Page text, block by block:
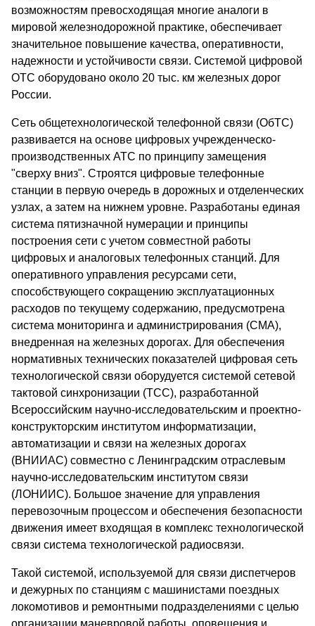
возможностям превосходящая многие аналоги в
мировой железнодорожной практике, обеспечивает
значительное повышение качества, оперативности,
надежности и устойчивости связи. Системой цифровой
ОТС оборудовано около 20 тыс. км железных дорог
России.
Сеть общетехнологической телефонной связи (ОбТС)
развивается на основе цифровых учрежденческо-
производственных АТС по принципу замещения
"сверху вниз". Строятся цифровые телефонные
станции в первую очередь в дорожных и отделенческих
узлах, а затем на нижнем уровне. Разработаны единая
система пятизначной нумерации и принципы
построения сети с учетом совместной работы
цифровых и аналоговых телефонных станций. Для
оперативного управления ресурсами сети,
способствующего сокращению эксплуатационных
расходов по текущему содержанию, предусмотрена
система мониторинга и администрирования (СМА),
внедренная на железных дорогах. Для обеспечения
нормативных технических показателей цифровая сеть
технологической связи оборудуется системой сетевой
тактовой синхронизации (ТСС), разработанной
Всероссийским научно-исследовательским и проектно-
конструкторским институтом информатизации,
автоматизации и связи на железных дорогах
(ВНИИАС) совместно с Ленинградским отраслевым
научно-исследовательским институтом связи
(ЛОНИИС). Большое значение для управления
перевозочным процессом и обеспечения безопасности
движения имеет входящая в комплекс технологической
связи система технологической радиосвязи.
Такой системой, используемой для связи диспетчеров
и дежурных по станциям с машинистами поездных
локомотивов и ремонтными подразделениями с целью
организации маневровой работы, оповещения и